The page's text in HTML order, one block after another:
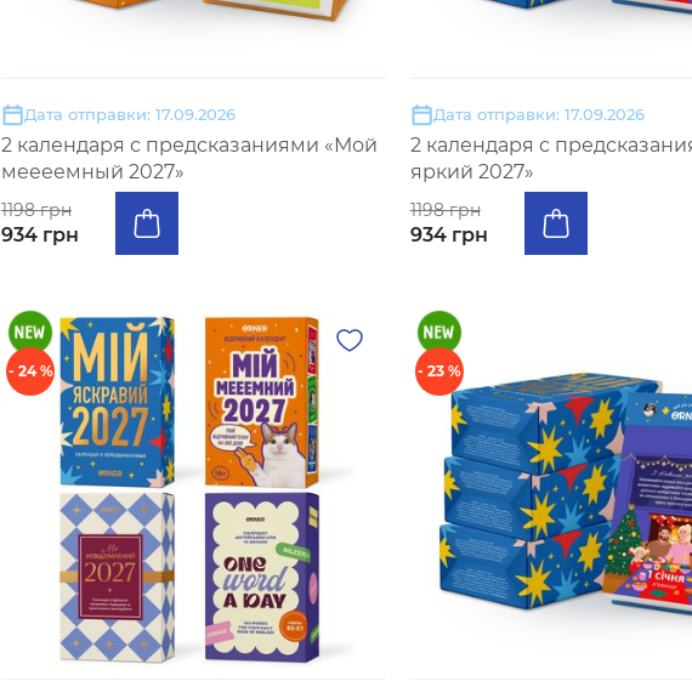
Дата отправки: 17.09.2026
2 календаря с предсказаниями «Мой
меееемный 2027»
1198 грн
934 грн
Дата отправки: 17.09.2026
2 календаря с
яркий 2027»
1198 грн
934 грн
- 24 % - 23 %